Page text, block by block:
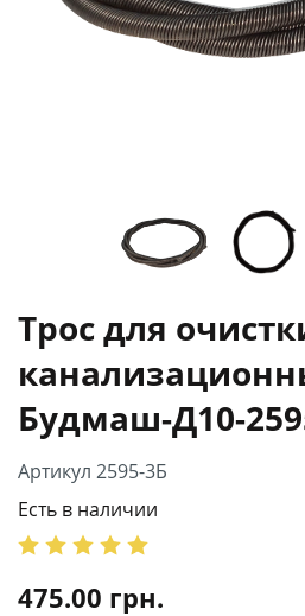
Трос для
Будмаш-Д10-
Артикул 2595-3Б
Есть в наличии
475.00 грн.